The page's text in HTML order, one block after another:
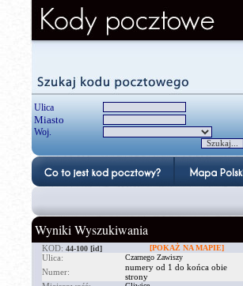
Ulica
Miasto
Woj.
Wyniki Wyszukiwania
KOD: 44-100 [id] [POKAŻ NA MAPIE]
Ulica: Czarnego Zawiszy
Numer:
numery od 1 do końca obie
strony